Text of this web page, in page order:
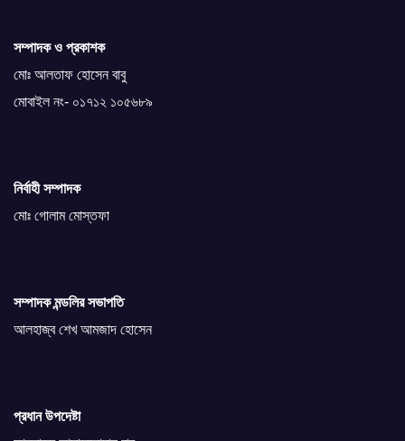
সম্পাদক ও প্রকাশক
মোঃ আলতাফ হোসেন বাবু
মোবাইল নং- ০১৭১২ ১০৫৬৮৯
নির্বাহী সম্পাদক
মোঃ গোলাম মোস্তফা
সম্পাদক মন্ডলির সভাপতি
আলহাজ্ব শেখ আমজাদ হোসেন
প্রধান উপদেষ্টা